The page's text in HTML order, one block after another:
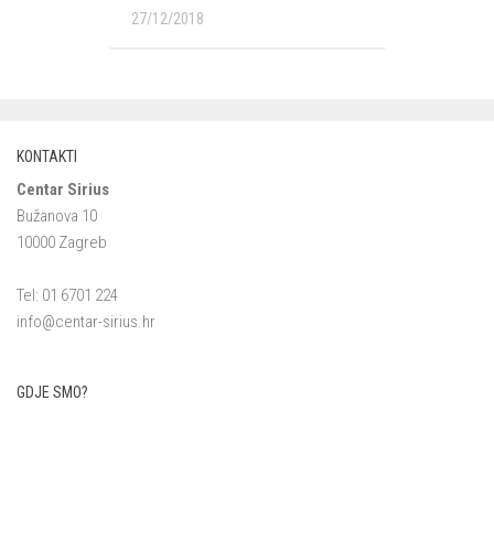
27/12/2018
KONTAKTI
Centar Sirius
Bužanova 10
10000 Zagreb
Tel: 01 6701 224
info@centar-sirius.hr
GDJE SMO?